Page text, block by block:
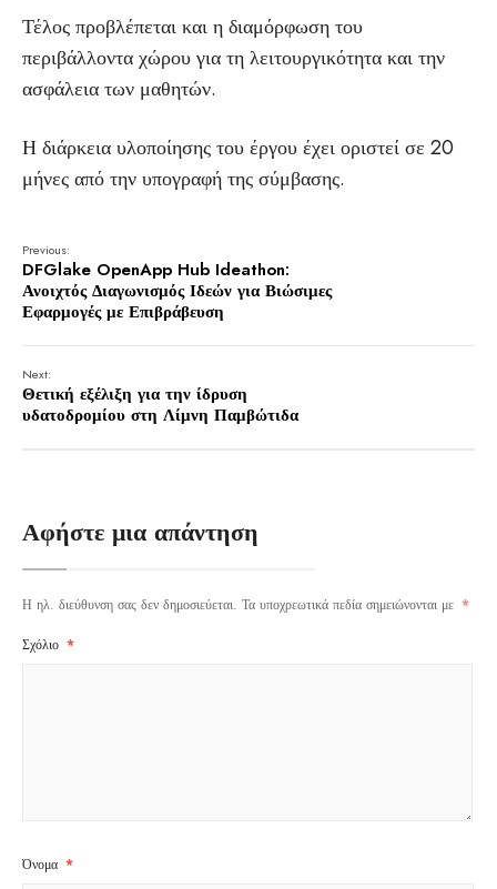
Τέλος προβλέπεται και η διαμόρφωση του
περιβάλλοντα χώρου για τη λειτουργικότητα και την
ασφάλεια των μαθητών.
Η διάρκεια υλοποίησης του έργου έχει οριστεί σε 20
μήνες από την υπογραφή της σύμβασης.
Previous:
DFGlake OpenApp Hub Ideathon:
Ανοιχτός Διαγωνισμός Ιδεών για Βιώσιμες
Εφαρμογές με Επιβράβευση
Next:
Θετική εξέλιξη για την ίδρυση
υδατοδρομίου στη Λίμνη Παμβώτιδα
Αφήστε μια απάντηση
Η ηλ. διεύθυνση σας δεν δημοσιεύεται. Τα υποχρεωτικά πεδία σημειώνονται με *
Σχόλιο *
Όνομα *